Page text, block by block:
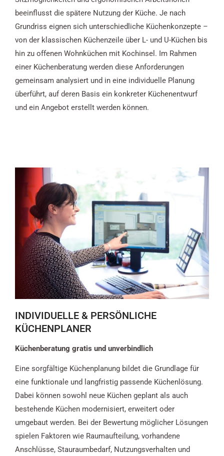
beeinflusst die spätere Nutzung der Küche. Je nach
Grundriss eignen sich unterschiedliche Küchenkonzepte –
von der klassischen Küchenzeile über L- und U-Küchen bis
hin zu offenen Wohnküchen mit Kochinsel. Im Rahmen
einer Küchenberatung werden diese Anforderungen
gemeinsam analysiert und in eine individuelle Planung
überführt, auf deren Basis ein konkreter Küchenentwurf
und ein Angebot erstellt werden können.
INDIVIDUELLE & PERSÖNLICHE
KÜCHENPLANER
Küchenberatung gratis und unverbindlich
Eine sorgfältige Küchenplanung bildet die Grundlage für
eine funktionale und langfristig passende Küchenlösung.
Dabei können sowohl neue Küchen geplant als auch
bestehende Küchen modernisiert, erweitert oder
umgebaut werden. Bei der Bewertung möglicher Lösungen
spielen Faktoren wie Raumaufteilung, vorhandene
Anschlüsse, Stauraumbedarf, Nutzungsverhalten und